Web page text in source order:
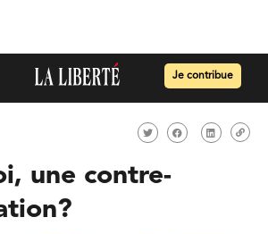
Je contribue
une contre-